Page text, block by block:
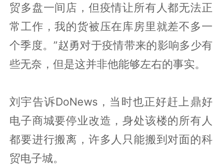
贸多盘一间店，但疫情让所有人都无法正
常工作，我的货被压在库房里就差不多一
个季度。”赵勇对于疫情带来的影响多少有
些无奈，但是这并非他能够左右的事实。
刘宇告诉DoNews，当时也正好赶上鼎好
电子商城要停业改造，身处该楼的所有人
都要进行搬离，许多人只能搬到对面的科
贸电子城。